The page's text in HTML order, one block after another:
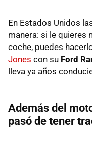
En Estados Unidos
manera: si le quieres
coche, puedes
Jones con su Ford
lleva ya años
Además del
pasó de tener